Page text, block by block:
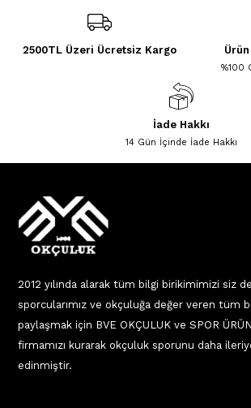
2500TL Üzeri Ücretsiz Kargo
%100
İade Hakkı
14 Gün İçinde İade Hakkı
2012 yılında alarak tüm bilgi birikimimizi siz
sporcularımız ve okçuluğa değer veren tüm
paylaşmak için BVE OKÇULUK ve SPOR
firmamızı kurarak okçuluk sporunu daha
edinmiştir.